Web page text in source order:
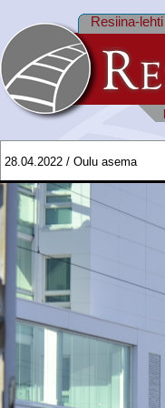
Resiina-lehti
28.04.2022 / Oulu asema